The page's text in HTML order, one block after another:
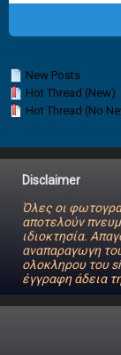
New Posts
Hot Thread (New)
Hot Thread (No
Disclaimer
Όλες οι
αποτελούν
ιδιοκτησία.
αναπαραγωγη
ολοκληρου του
έγγραφη άδεια